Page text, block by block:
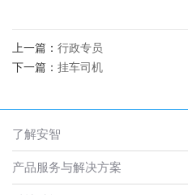
上一篇： 行政专员
下一篇： 挂车司机
了解安智
产品服务与解决方案